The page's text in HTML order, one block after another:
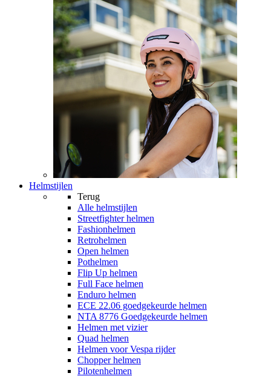
Helmstijlen
Terug
Alle helmstijlen
Streetfighter helmen
Fashionhelmen
Retrohelmen
Open helmen
Pothelmen
Flip Up helmen
Full Face helmen
Enduro helmen
ECE 22.06 goedgekeurde helmen
NTA 8776 Goedgekeurde helmen
Helmen met vizier
Quad helmen
Helmen voor Vespa rijder
Chopper helmen
Pilotenhelmen